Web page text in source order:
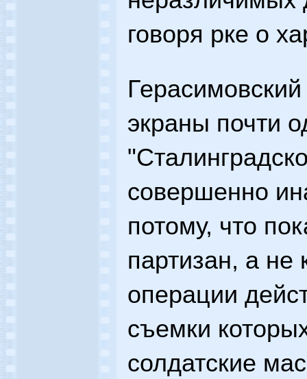
говоря рке о
экраны почти
совершенно
потому, что
партизан, а
операции
съемки
солдатские